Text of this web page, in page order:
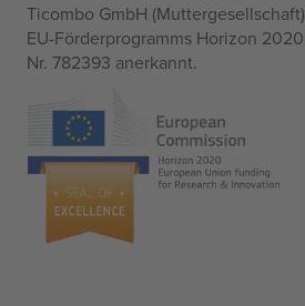
Ticombo GmbH
EU-Förderprogramms Horizon
Nr. 782393 anerkannt.